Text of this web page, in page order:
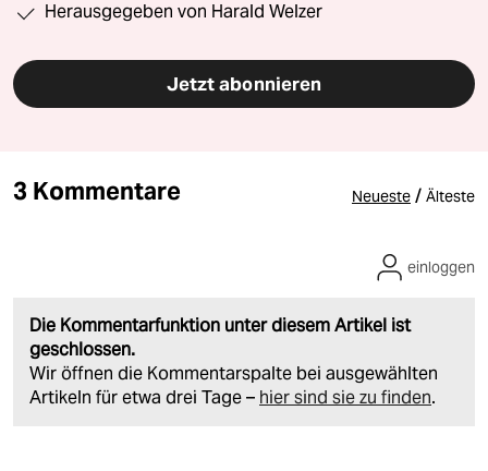
Herausgegeben von Harald Welzer
Jetzt abonnieren
3 Kommentare Neueste / Älteste
Die Kommentarfunktion unter diesem Artikel ist
geschlossen.
Wir öffnen die Kommentarspalte bei ausgewählten
Artikeln für etwa drei Tage – hier sind sie zu finden.
einloggen